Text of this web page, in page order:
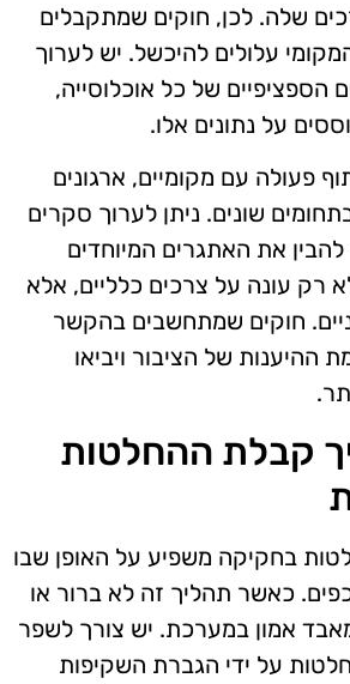
שלה. לכן, חוקים שמתקבלים
עלולים להיכשל. יש לערוך
הספציפיים של כל אוכלוסייה,
על נתונים אלו.
פעולה עם מקומיים, ארגונים
שונים. ניתן לערוך סקרים
להבין את האתגרים המיוחדים
רק עונה על צרכים כלליים, אלא
חוקים שמתחשבים בהקשר
ההיענות של הציבור ויביאו
קבלת ההחלטות
בחקיקה משפיע על האופן שבו
כאשר תהליך זה לא ברור או
אמון במערכת. יש צורך לשפר
על ידי הגברת השקיפות